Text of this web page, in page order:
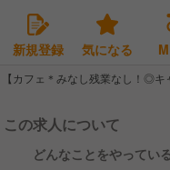
新規登録 気になる
【カフェ＊みなし残業なし！◎
この求人について
どんなことをやってい